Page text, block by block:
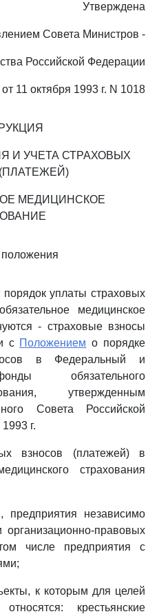
Утверждена
Совета Министров -
Российской Федерации
от 11 октября 1993 г. N 1018
И УЧЕТА СТРАХОВЫХ
МЕДИЦИНСКОЕ
порядок уплаты страховых
медицинское
- страховые взносы
с Положением о порядке
в Федеральный и
обязательного
утвержденным
Совета Российской
г.
взносов (платежей) в
страхования
предприятия независимо
правовых
числе предприятия с
к которым для целей
крестьянские